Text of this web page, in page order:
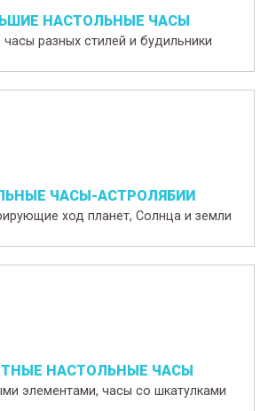
НАСТОЛЬНЫЕ ЧАСЫ
разных стилей и будильники
ЧАСЫ-АСТРОЛЯБИИ
ход планет, Солнца и земли
НАСТОЛЬНЫЕ ЧАСЫ
элементами, часы со шкатулками